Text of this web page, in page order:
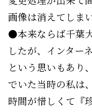
画像は消えてしま
●本来ならば千葉
したが、インター
という思いもあり
でいた当時の私は
時間が惜しくて『